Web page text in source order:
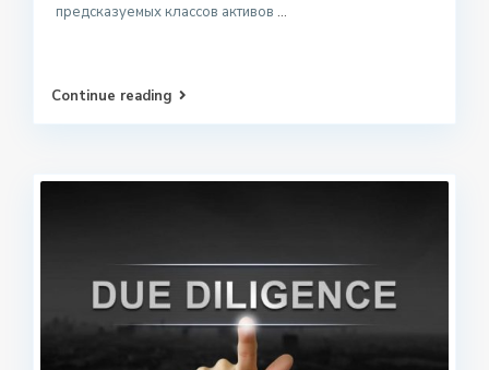
предсказуемых классов активов ...
Continue reading